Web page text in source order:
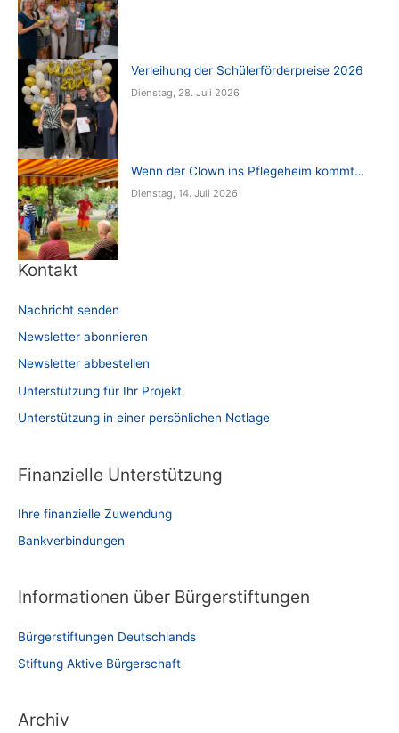
Verleihung der Schülerförderpreise 2026
Dienstag, 28. Juli 2026
Wenn der Clown ins Pflegeheim kommt…
Dienstag, 14. Juli 2026
Kontakt
Nachricht senden
Newsletter abonnieren
Newsletter abbestellen
Unterstützung für Ihr Projekt
Unterstützung in einer persönlichen Notlage
Finanzielle Unterstützung
Ihre finanzielle Zuwendung
Bankverbindungen
Informationen über Bürgerstiftungen
Bürgerstiftungen Deutschlands
Stiftung Aktive Bürgerschaft
Archiv